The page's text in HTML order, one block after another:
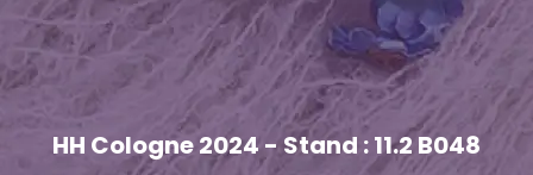
HH Cologne 2024 - Stand : 11.2 B048